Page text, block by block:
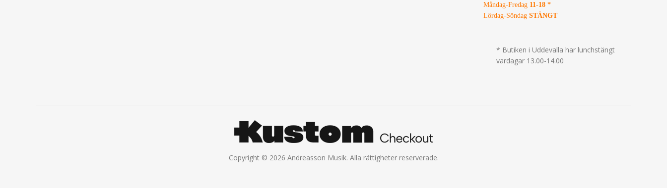
Måndag-Fredag 11-18 *
Lördag-Söndag STÄNGT
* Butiken i Uddevalla har lunchstängt
vardagar 13.00-14.00
Copyright © 2026 Andreasson Musik. Alla rättigheter reserverade.